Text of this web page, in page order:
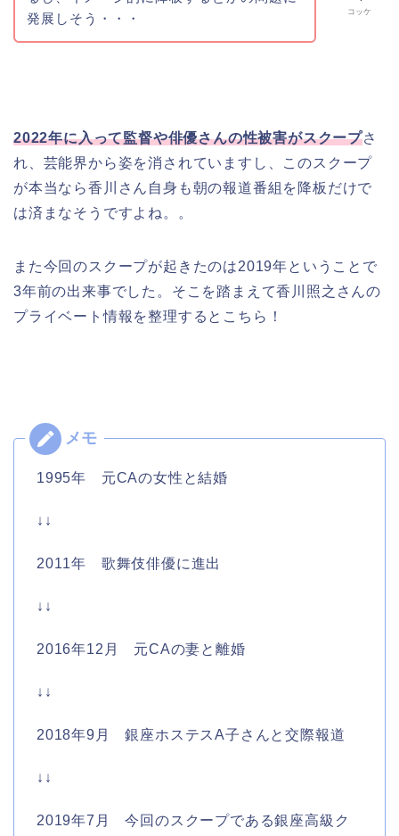
コッケ
発展しそう・・・
2022年に入って監督や俳優さんの性被害がスクープさ
れ、芸能界から姿を消されていますし、このスクープ
が本当なら香川さん自身も朝の報道番組を降板だけで
は済まなそうですよね。。
また今回のスクープが起きたのは2019年ということで
3年前の出来事でした。そこを踏まえて香川照之さんの
プライベート情報を整理するとこちら！
1995年 元CAの女性と結婚
↓↓
2011年 歌舞伎俳優に進出
↓↓
2016年12月 元CAの妻と離婚
↓↓
2018年9月 銀座ホステスA子さんと交際報道
↓↓
2019年7月 今回のスクープである銀座高級ク